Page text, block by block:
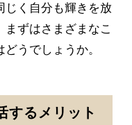
じく自分も輝きを放
ずはさまざまなこ
うでしょうか。
するメリット